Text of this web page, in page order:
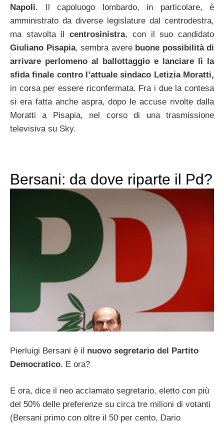
Napoli. Il capoluogo lombardo, in particolare, è
amministrato da diverse legislature dal centrodestra,
ma stavolta il centrosinistra, con il suo candidato
Giuliano Pisapia, sembra avere buone possibilità di
arrivare perlomeno al ballottaggio e lanciare lì la
sfida finale contro l’attuale sindaco Letizia Moratti,
in corsa per essere riconfermata. Fra i due la contesa
si era fatta anche aspra, dopo le accuse rivolte dalla
Moratti a Pisapia, nel corso di una trasmissione
televisiva su Sky.
Bersani: da dove riparte il Pd?
Pierluigi Bersani è il nuovo segretario del Partito
Democratico. E ora?
E ora, dice il neo acclamato segretario, eletto con più
del 50% delle preferenze su circa tre milioni di votanti
(Bersani primo con oltre il 50 per cento, Dario